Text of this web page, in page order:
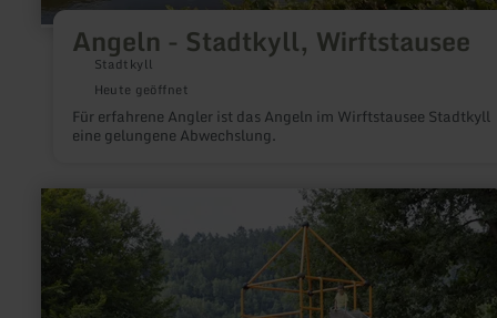
Angeln - Stadtkyll, Wirftstausee
Stadtkyll
Heute geöffnet
Für erfahrene Angler ist das Angeln im Wirftstausee Stadtkyll
eine gelungene Abwechslung.
mehr
erfahren
Spielplatz
Einruhr